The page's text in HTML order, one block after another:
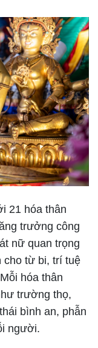
21 hóa thân
trưởng công
nữ quan trọng
cho từ bi, trí tuệ
hóa thân
trường thọ,
bình an, phẫn
người.